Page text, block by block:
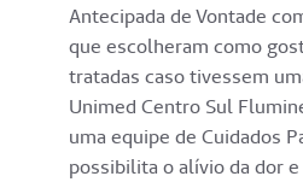
Antecipada de Vontade
que escolheram como
tratadas caso tivessem
Unimed Centro Sul
uma equipe de Cuidados
possibilita o alívio da dor